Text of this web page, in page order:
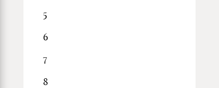
5
6
7
8